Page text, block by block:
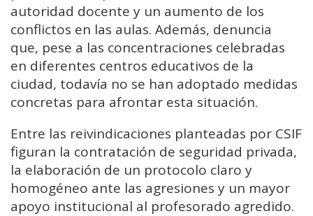
autoridad docente y un aumento de los
conflictos en las aulas. Además, denuncia
que, pese a las concentraciones celebradas
en diferentes centros educativos de la
ciudad, todavía no se han adoptado medidas
concretas para afrontar esta situación.
Entre las reivindicaciones planteadas por CSIF
figuran la contratación de seguridad privada,
la elaboración de un protocolo claro y
homogéneo ante las agresiones y un mayor
apoyo institucional al profesorado agredido.